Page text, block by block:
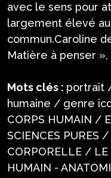
avec le sens pour
largement élevé
commun.Caroline
Matière à penser »,
Mots clés : portrait
humaine / genre
CORPS HUMAIN /
SCIENCES PURES
CORPORELLE /
HUMAIN -